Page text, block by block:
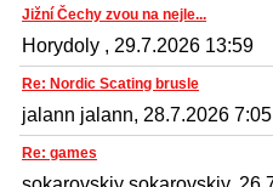
Jižní Čechy zvou na nejle...
Horydoly , 29.7.2026 13:59
Re: Nordic Scating brusle
jalann jalann, 28.7.2026 7:05
Re: games